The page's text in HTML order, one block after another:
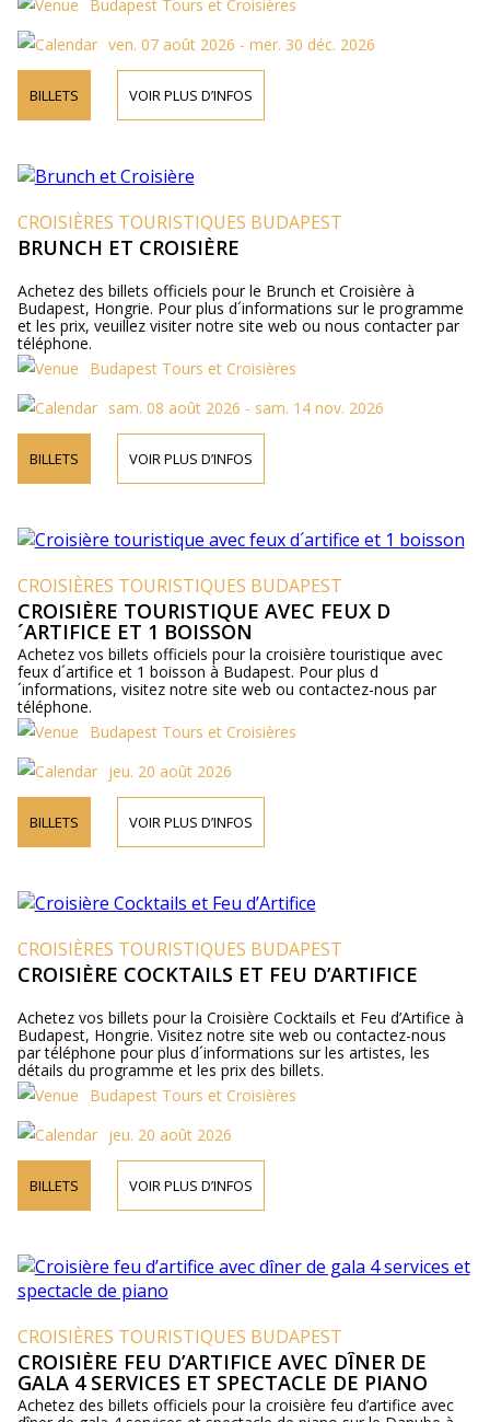
Budapest Tours et Croisières
ven. 07 août 2026 - mer. 30 déc. 2026
BILLETS VOIR PLUS D’INFOS
CROISIÈRES TOURISTIQUES BUDAPEST
BRUNCH ET CROISIÈRE
Achetez des billets officiels pour le Brunch et Croisière à
Budapest, Hongrie. Pour plus d´informations sur le programme
et les prix, veuillez visiter notre site web ou nous contacter par
téléphone.
Budapest Tours et Croisières
sam. 08 août 2026 - sam. 14 nov. 2026
BILLETS VOIR PLUS D’INFOS
CROISIÈRES TOURISTIQUES BUDAPEST
CROISIÈRE TOURISTIQUE AVEC FEUX D
´ARTIFICE ET 1 BOISSON
Achetez vos billets officiels pour la croisière touristique avec
feux d´artifice et 1 boisson à Budapest. Pour plus d
´informations, visitez notre site web ou contactez-nous par
téléphone.
Budapest Tours et Croisières
jeu. 20 août 2026
BILLETS VOIR PLUS D’INFOS
CROISIÈRES TOURISTIQUES BUDAPEST
CROISIÈRE COCKTAILS ET FEU D’ARTIFICE
Achetez vos billets pour la Croisière Cocktails et Feu d’Artifice à
Budapest, Hongrie. Visitez notre site web ou contactez-nous
par téléphone pour plus d´informations sur les artistes, les
détails du programme et les prix des billets.
Budapest Tours et Croisières
jeu. 20 août 2026
BILLETS VOIR PLUS D’INFOS
CROISIÈRES TOURISTIQUES BUDAPEST
CROISIÈRE FEU D’ARTIFICE AVEC DÎNER DE
GALA 4 SERVICES ET SPECTACLE DE PIANO
Achetez des billets officiels pour la croisière feu d’artifice avec